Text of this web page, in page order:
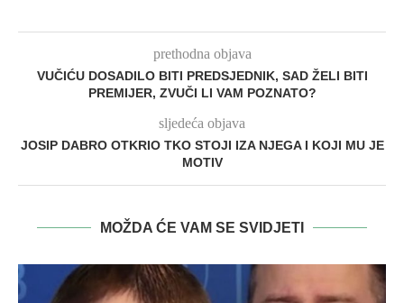
prethodna objava
VUČIĆU DOSADILO BITI PREDSJEDNIK, SAD ŽELI BITI
PREMIJER, ZVUČI LI VAM POZNATO?
sljedeća objava
JOSIP DABRO OTKRIO TKO STOJI IZA NJEGA I KOJI MU JE
MOTIV
MOŽDA ĆE VAM SE SVIDJETI